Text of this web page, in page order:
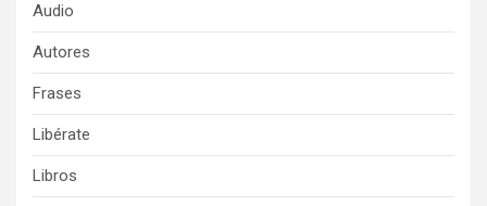
Audio
Autores
Frases
Libérate
Libros